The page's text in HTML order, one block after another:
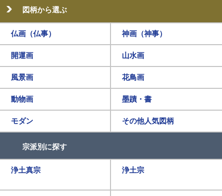
図柄から選ぶ
仏画（仏事） 神画（神事）
開運画 山水画
風景画 花鳥画
動物画 墨蹟・書
モダン その他人気図柄
宗派別に探す
浄土真宗 浄土宗